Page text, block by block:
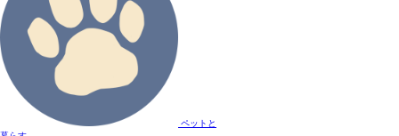
ペットと